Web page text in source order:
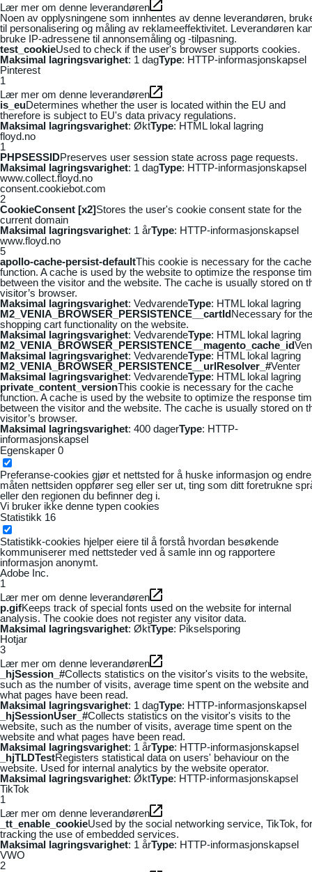
Lær mer om denne leverandøren
Noen av opplysningene som innhentes av denne leverandøren,
til personalisering og måling av reklameeffektivitet. Leverandøren
bruke IP-adressene til annonsemåling og -tilpasning.
test_cookieUsed to check if the user's browser supports cookies.
Maksimal lagringsvarighet: 1 dagType: HTTP-informasjonskapsel
Pinterest
1
Lær mer om denne leverandøren
is_euDetermines whether the user is located within the EU and
therefore is subject to EU's data privacy regulations.
Maksimal lagringsvarighet: ØktType: HTML lokal lagring
floyd.no
1
PHPSESSIDPreserves user session state across page requests.
Maksimal lagringsvarighet: 1 dagType: HTTP-informasjonskapsel
www.collect.floyd.no
consent.cookiebot.com
2
CookieConsent [x2]Stores the user's cookie consent state for the
current domain
Maksimal lagringsvarighet: 1 årType: HTTP-informasjonskapsel
www.floyd.no
5
apollo-cache-persist-defaultThis cookie is necessary for the cache
function. A cache is used by the website to optimize the response
between the visitor and the website. The cache is usually stored on
visitor’s browser.
Maksimal lagringsvarighet: VedvarendeType: HTML lokal lagring
M2_VENIA_BROWSER_PERSISTENCE__cartIdNecessary for the
shopping cart functionality on the website.
Maksimal lagringsvarighet: VedvarendeType: HTML lokal lagring
M2_VENIA_BROWSER_PERSISTENCE__magento_cache_id
Maksimal lagringsvarighet: VedvarendeType: HTML lokal lagring
M2_VENIA_BROWSER_PERSISTENCE__urlResolver_#Venter
Maksimal lagringsvarighet: VedvarendeType: HTML lokal lagring
private_content_versionThis cookie is necessary for the cache
function. A cache is used by the website to optimize the response
between the visitor and the website. The cache is usually stored on
visitor’s browser.
Maksimal lagringsvarighet: 400 dagerType: HTTP-
informasjonskapsel
Egenskaper 0
Preferanse-cookies gjør et nettsted for å huske informasjon og
måten nettsiden oppfører seg eller ser ut, ting som ditt foretrukne
eller den regionen du befinner deg i.
Vi bruker ikke denne typen cookies
Statistikk 16
Statistikk-cookies hjelper eiere til å forstå hvordan besøkende
kommuniserer med nettsteder ved å samle inn og rapportere
informasjon anonymt.
Adobe Inc.
1
Lær mer om denne leverandøren
p.gifKeeps track of special fonts used on the website for internal
analysis. The cookie does not register any visitor data.
Maksimal lagringsvarighet: ØktType: Pikselsporing
Hotjar
3
Lær mer om denne leverandøren
_hjSession_#Collects statistics on the visitor's visits to the website,
such as the number of visits, average time spent on the website and
what pages have been read.
Maksimal lagringsvarighet: 1 dagType: HTTP-informasjonskapsel
_hjSessionUser_#Collects statistics on the visitor's visits to the
website, such as the number of visits, average time spent on the
website and what pages have been read.
Maksimal lagringsvarighet: 1 årType: HTTP-informasjonskapsel
_hjTLDTestRegisters statistical data on users' behaviour on the
website. Used for internal analytics by the website operator.
Maksimal lagringsvarighet: ØktType: HTTP-informasjonskapsel
TikTok
1
Lær mer om denne leverandøren
_tt_enable_cookieUsed by the social networking service, TikTok, for
tracking the use of embedded services.
Maksimal lagringsvarighet: 1 årType: HTTP-informasjonskapsel
VWO
2